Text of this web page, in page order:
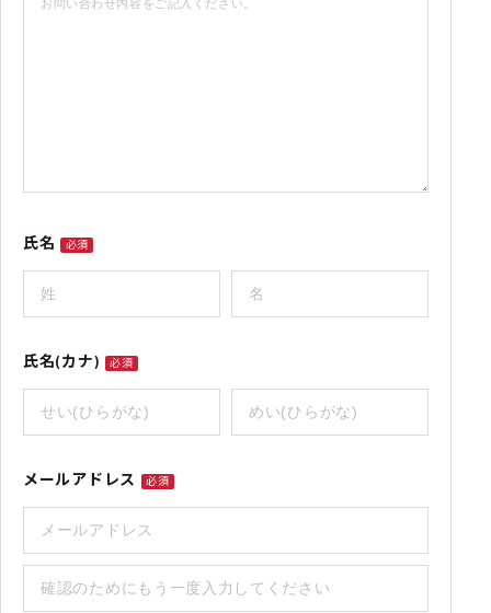
氏名 必須
氏名(カナ) 必須
メールアドレス 必須